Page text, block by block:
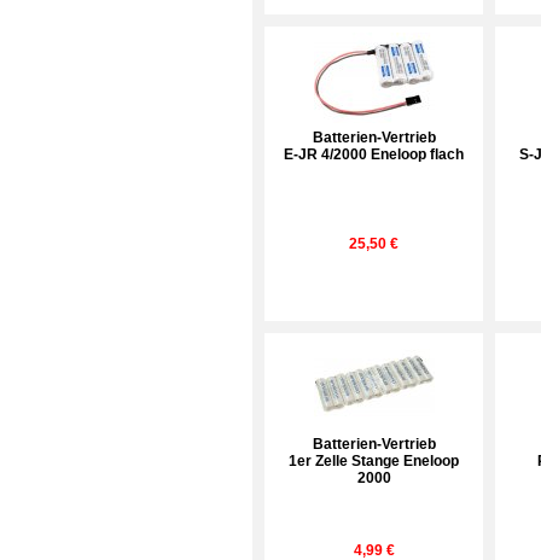
Batterien-Vertrieb
E-JR 4/2000 Eneloop flach
25,50 €
S-
Batterien-Vertrieb
1er Zelle Stange Eneloop
2000
4,99 €